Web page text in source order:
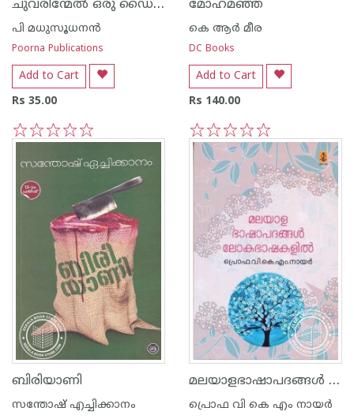
ചുവരിന്മേല്‍ ഒരു ഡൈനോസര്‍
പി മധുസൂധനന്‍
Poorna Publications
Add to Cart
Rs 35.00
5
4
3
2
1
മോഹമഞ്ഞ
കെ ആര്‍ മീര
DC Books
Add to Cart
Rs 140.00
5
4
3
2
1
ബിരിയാണി
സന്തോഷ് എച്ചിക്കാനം
മലയാളഭാഷാപദങ്ങള്‍ ലോകഭാഷകളില്‍
പ്രൊഫ വി കെ എം നായര്‍